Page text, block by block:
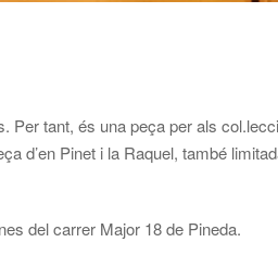
Per tant, és una peça per als
d’en Pinet i la Raquel, també
del carrer Major 18 de Pineda.